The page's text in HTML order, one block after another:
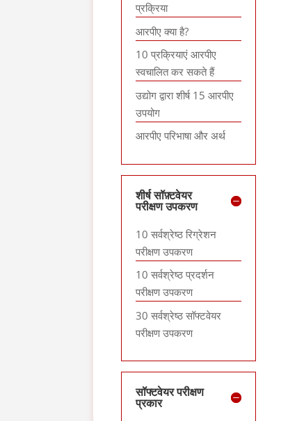
प्रक्रिया
आरपीए क्या है?
10 प्रक्रियाएं आरपीए
स्वचालित कर सकते हैं
उद्योग द्वारा शीर्ष 15 आरपीए
उपयोग
आरपीए परिभाषा और अर्थ
शीर्ष सॉफ़्टवेयर
परीक्षण उपकरण
10 सर्वश्रेष्ठ रिग्रेशन
परीक्षण उपकरण
10 सर्वश्रेष्ठ प्रदर्शन
परीक्षण उपकरण
30 सर्वश्रेष्ठ सॉफ्टवेयर
परीक्षण उपकरण
सॉफ्टवेयर परीक्षण
प्रकार